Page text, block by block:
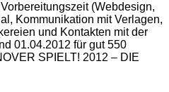
(Webdesign,
Kommunikation mit Verlagen,
und Kontakten mit der
01.04.2012 für gut 550
SPIELT! 2012 – DIE